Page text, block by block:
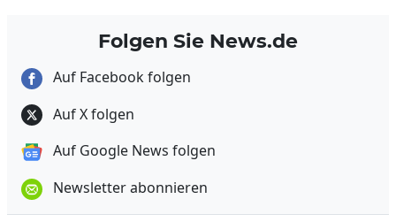
Folgen Sie News.de
Auf Facebook folgen
Auf X folgen
Auf Google News folgen
Newsletter abonnieren